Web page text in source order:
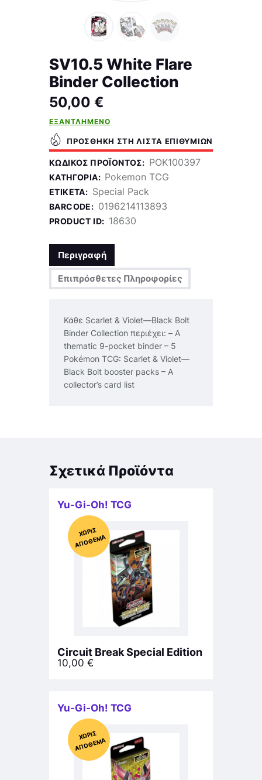
SV10.5 White Flare
Binder Collection
50,00 €
ΕΞΑΝΤΛΗΜΈΝΟ
ΠΡΟΣΘΉΚΗ ΣΤΗ ΛΊΣΤΑ ΕΠΙΘΥΜΙΏΝ
ΚΩΔΙΚΌΣ ΠΡΟΪΌΝΤΟΣ: POK100397
ΚΑΤΗΓΟΡΊΑ: Pokemon TCG
ΕΤΙΚΈΤΑ: Special Pack
BARCODE: 0196214113893
PRODUCT ID: 18630
Περιγραφή
Επιπρόσθετες Πληροφορίες
Κάθε Scarlet & Violet—Black Bolt
Binder Collection περιέχει: – A
thematic 9-pocket binder – 5
Pokémon TCG: Scarlet & Violet—
Black Bolt booster packs – A
collector’s card list
Σχετικά Προϊόντα
Yu-Gi-Oh! TCG
Χ
ΩΡΊΣ
Α
Π
Ό
ΘΕ
ΜΑ
Circuit Break Special Edition
10,00 €
Yu-Gi-Oh! TCG
Χ
ΩΡΊΣ
Α
Π
Ό
ΘΕ
ΜΑ